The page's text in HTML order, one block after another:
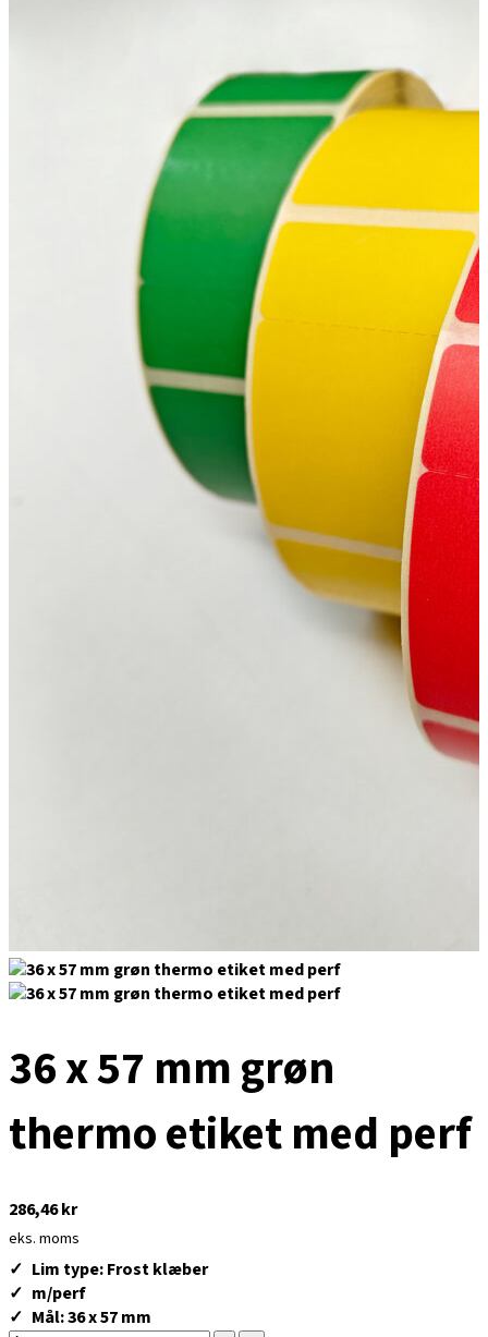
36 x 57 mm grøn
thermo etiket med perf
286,46kr
eks. moms
Lim type: Frost klæber
m/perf
Mål: 36 x 57 mm